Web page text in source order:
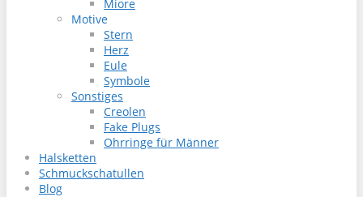
Miore
Motive
Stern
Herz
Eule
Symbole
Sonstiges
Creolen
Fake Plugs
Ohrringe für Männer
Halsketten
Schmuckschatullen
Blog